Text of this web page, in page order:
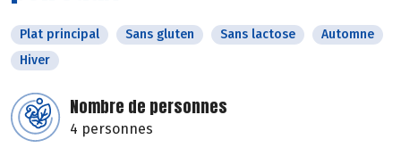
Plat principal Sans gluten Sans lactose
Automne
Hiver
Nombre de personnes
4 personnes